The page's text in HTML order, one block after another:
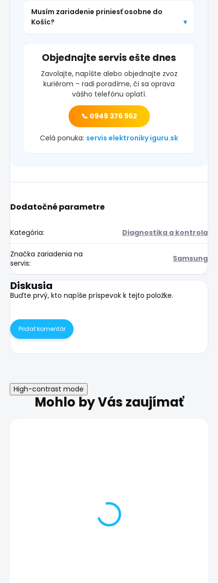
Musím zariadenie priniesť osobne do
Košíc?
Objednajte servis ešte dnes
Zavolajte, napíšte alebo objednajte zvoz
kuriérom – radi poradíme, či sa oprava
vášho telefónu oplatí.
📞 0949 376 962
Celá ponuka: servis elektroniky iguru.sk
Dodatočné parametre
Kategória: Diagnostika a kontrola
Značka zariadenia na
servis: Samsung
Diskusia
Buďte prvý, kto napíše príspevok k tejto položke.
Pridať komentár
High-contrast mode
Mohlo by Vás zaujímať
Nefunkčný odtlačok